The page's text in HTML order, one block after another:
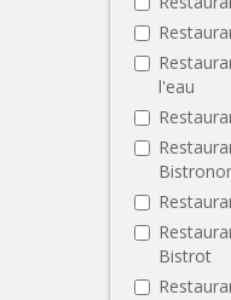
l'eau
Bistrot